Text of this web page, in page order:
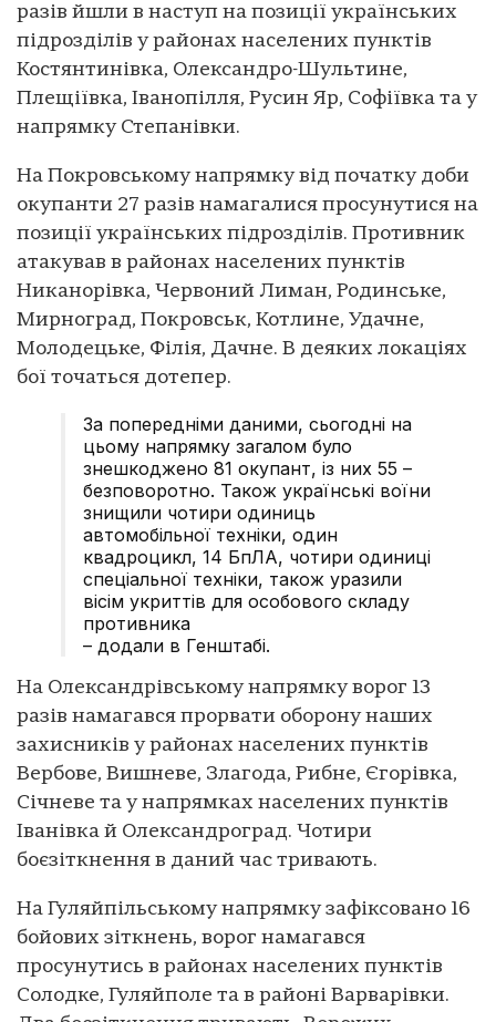
разів йшли в наступ на позиції українських
підрозділів у районах населених пунктів
Костянтинівка, Олександро-Шультине,
Плещіївка, Іванопілля, Русин Яр, Софіївка та у
напрямку Степанівки.
На Покровському напрямку від початку доби
окупанти 27 разів намагалися просунутися на
позиції українських підрозділів. Противник
атакував в районах населених пунктів
Никанорівка, Червоний Лиман, Родинське,
Мирноград, Покровськ, Котлине, Удачне,
Молодецьке, Філія, Дачне. В деяких локаціях
бої точаться дотепер.
За попередніми даними, сьогодні на
цьому напрямку загалом було
знешкоджено 81 окупант, із них 55 –
безповоротно. Також українські воїни
знищили чотири одиниць
автомобільної техніки, один
квадроцикл, 14 БпЛА, чотири одиниці
спеціальної техніки, також уразили
вісім укриттів для особового складу
противника
– додали в Генштабі.
На Олександрівському напрямку ворог 13
разів намагався прорвати оборону наших
захисників у районах населених пунктів
Вербове, Вишневе, Злагода, Рибне, Єгорівка,
Січневе та у напрямках населених пунктів
Іванівка й Олександроград. Чотири
боєзіткнення в даний час тривають.
На Гуляйпільському напрямку зафіксовано 16
бойових зіткнень, ворог намагався
просунутись в районах населених пунктів
Солодке, Гуляйполе та в районі Варварівки.